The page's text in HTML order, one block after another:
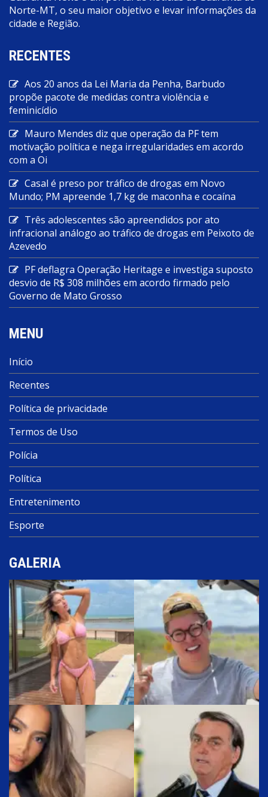
Norte-MT, o seu maior objetivo e levar informações da
cidade e Região.
RECENTES
Aos 20 anos da Lei Maria da Penha, Barbudo
propõe pacote de medidas contra violência e
feminicídio
Mauro Mendes diz que operação da PF tem
motivação política e nega irregularidades em acordo
com a Oi
Casal é preso por tráfico de drogas em Novo
Mundo; PM apreende 1,7 kg de maconha e cocaína
Três adolescentes são apreendidos por ato
infracional análogo ao tráfico de drogas em Peixoto de
Azevedo
PF deflagra Operação Heritage e investiga suposto
desvio de R$ 308 milhões em acordo firmado pelo
Governo de Mato Grosso
MENU
Início
Recentes
Política de privacidade
Termos de Uso
Polícia
Política
Entretenimento
Esporte
GALERIA